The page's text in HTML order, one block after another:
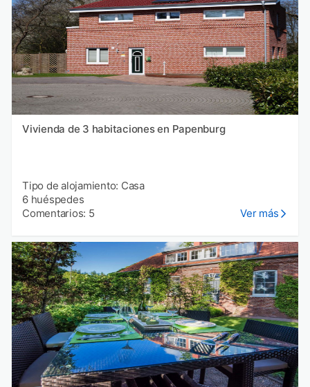
Vivienda de 3 habitaciones en Papenburg
Tipo de alojamiento: Casa
6 huéspedes
Comentarios: 5
Ver más